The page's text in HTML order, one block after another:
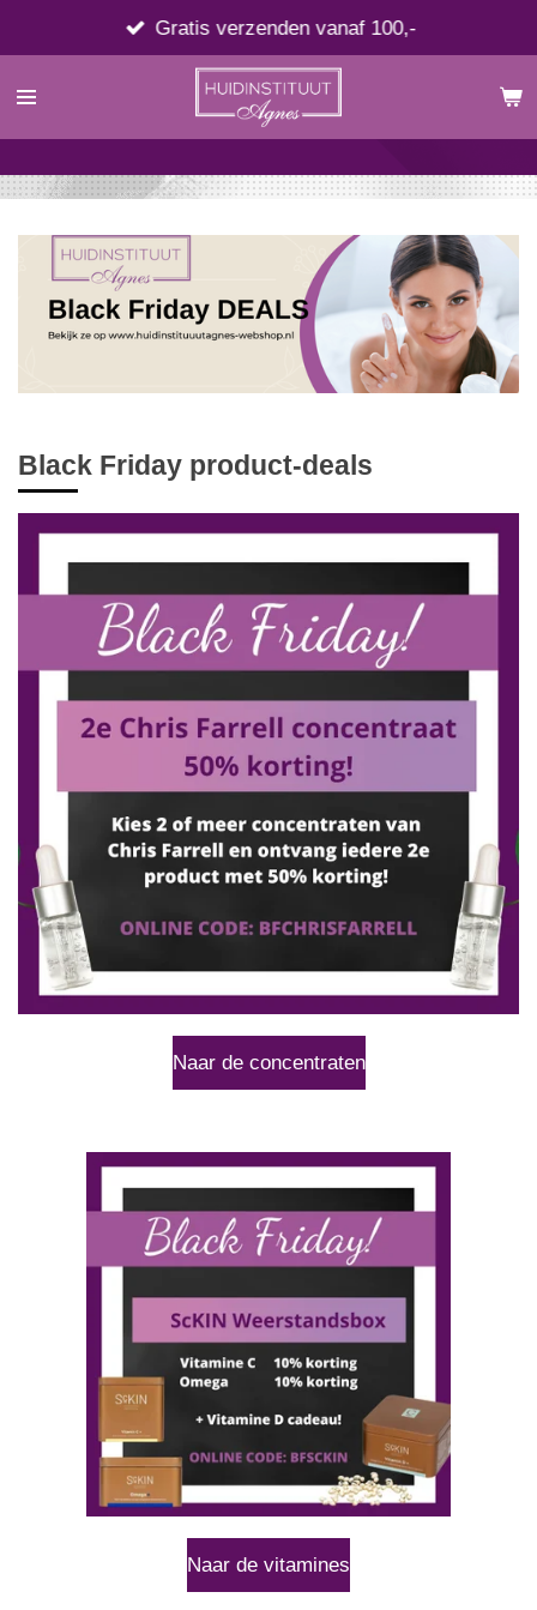
direct
naar
Gratis verzenden vanaf 100,-
Black Friday product-deals
Naar de concentraten
Naar de vitamines